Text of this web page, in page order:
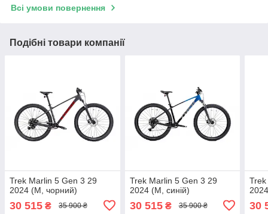
Всі умови повернення
Подібні товари компанії
Trek Marlin 5 Gen 3 29
2024 (М, чорний)
30 515 ₴ 35 900 ₴
Trek Marlin 5 Gen 3 29
2024 (М, синій)
30 515₴ 35 900 ₴ 30